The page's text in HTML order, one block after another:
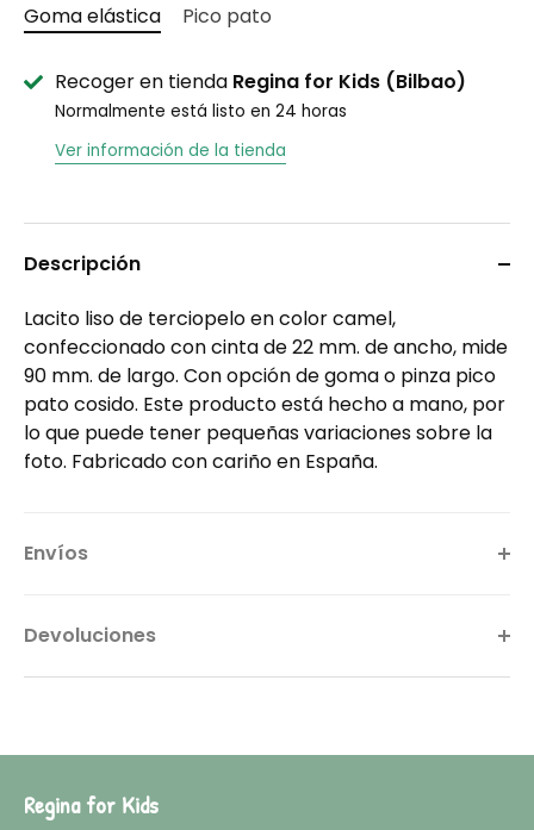
Goma elástica
Pico pato
Recoger en tienda Regina for Kids (Bilbao)
Normalmente está listo en 24 horas
Ver información de la tienda
Descripción
Lacito liso de terciopelo en color camel,
confeccionado con cinta de 22 mm. de ancho, mide
90 mm. de largo. Con opción de goma o pinza pico
pato cosido. Este producto está hecho a mano, por
lo que puede tener pequeñas variaciones sobre la
foto. Fabricado con cariño en España.
Envíos
Devoluciones
Regina for Kids